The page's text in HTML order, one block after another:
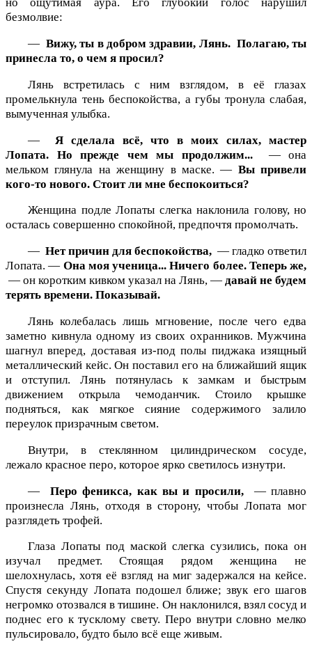
безмолвие:
— Вижу, ты в добром здравии, Лянь. Полагаю, ты
принесла то, о чем я просил?
Лянь встретилась с ним взглядом, в её глазах
промелькнула тень беспокойства, а губы тронула слабая,
вымученная улыбка.
— Я сделала всё, что в моих силах, мастер
Лопата. Но прежде чем мы продолжим...
— она
мельком глянула на женщину в маске. — Вы привели
кого-то нового. Стоит ли мне беспокоиться?
Женщина подле Лопаты слегка наклонила голову, но
осталась совершенно спокойной, предпочтя промолчать.
— Нет причин для беспокойства, — гладко ответил
Лопата. — Она моя ученица... Ничего более. Теперь же,
— он коротким кивком указал на Лянь, — давай не будем
терять времени. Показывай.
Лянь колебалась лишь мгновение, после чего едва
заметно кивнула одному из своих охранников. Мужчина
шагнул вперед, доставая из-под полы пиджака изящный
металлический кейс. Он поставил его на ближайший ящик
и отступил. Лянь потянулась к замкам и быстрым
движением открыла чемоданчик. Стоило крышке
подняться, как мягкое сияние содержимого залило
переулок призрачным светом.
Внутри, в стеклянном цилиндрическом сосуде,
лежало красное перо, которое ярко светилось изнутри.
— Перо феникса, как вы и просили,
— плавно
произнесла Лянь, отходя в сторону, чтобы Лопата мог
разглядеть трофей.
Глаза Лопаты под маской слегка сузились, пока он
изучал предмет. Стоящая рядом женщина не
шелохнулась, хотя её взгляд на миг задержался на кейсе.
Спустя секунду Лопата подошел ближе; звук его шагов
негромко отозвался в тишине. Он наклонился, взял сосуд и
поднес его к тусклому свету. Перо внутри словно мелко
пульсировало, будто было всё еще живым.